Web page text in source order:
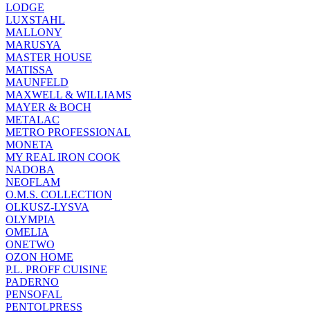
LODGE
LUXSTAHL
MALLONY
MARUSYA
MASTER HOUSE
MATISSA
MAUNFELD
MAXWELL & WILLIAMS
MAYER & BOCH
METALAC
METRO PROFESSIONAL
MONETA
MY REAL IRON COOK
NADOBA
NEOFLAM
O.M.S. COLLECTION
OLKUSZ-LYSVA
OLYMPIA
OMELIA
ONETWO
OZON HOME
P.L. PROFF CUISINE
PADERNO
PENSOFAL
PENTOLPRESS